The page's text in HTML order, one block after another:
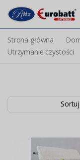
Strona główna
Utrzymanie czystości
Sortuj